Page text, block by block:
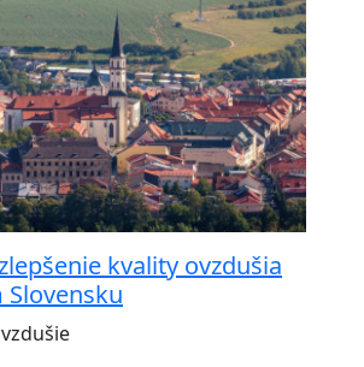
kvality ovzdušia